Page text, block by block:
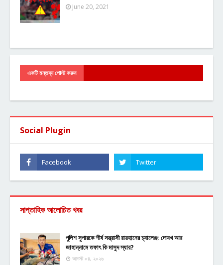
June 20, 2021
একটি মন্তব্য পোস্ট করুন
Social Plugin
সাপ্তাহিক আলোচিত খবর
পুলিশ সুপারকে শীর্ষ সন্ত্রাসী রায়হানের চ্যালেঞ্জ: দোযখ আর
জাহান্নামে তফাৎ কি মাসুদ স্যার?
আগস্ট ০৪, ২০২৬